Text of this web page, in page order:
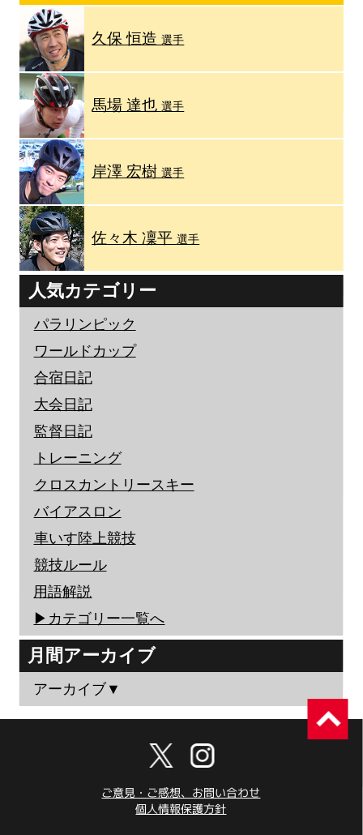
久保 恒造選手
馬場 達也選手
岸澤 宏樹選手
佐々木 凜平選手
人気カテゴリー
パラリンピック
ワールドカップ
合宿日記
大会日記
監督日記
トレーニング
クロスカントリースキー
バイアスロン
車いす陸上競技
競技ルール
用語解説
▶︎カテゴリー一覧へ
月間アーカイブ
アーカイブ▼
ご意見・ご感想、お問い合わせ
個人情報保護方針